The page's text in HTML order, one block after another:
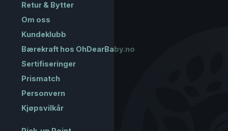
Retur & Bytter
Om oss
Kundeklubb
Bærekraft hos OhDearBaby.no
Sertifiseringer
Prismatch
Personvern
Kjøpsvilkår